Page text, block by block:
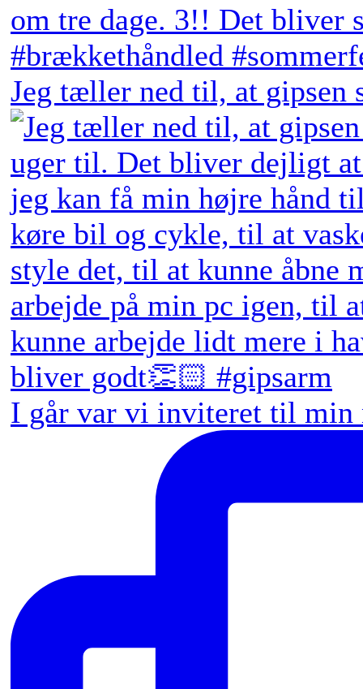
Jeg tæller ned til, at gipsen
I går var vi inviteret til min